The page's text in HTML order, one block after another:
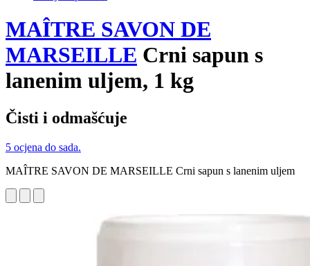
MAÎTRE SAVON DE
MARSEILLE Crni sapun s
lanenim uljem, 1 kg
Čisti i odmašćuje
5 ocjena do sada.
MAÎTRE SAVON DE MARSEILLE Crni sapun s lanenim uljem